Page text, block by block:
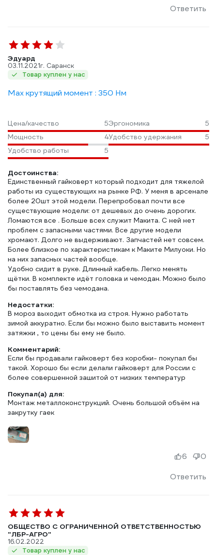
Ответить
Эдуард
03.11.2021г. Саранск
Товар куплен у нас
Max крутящий момент : 350 Нм
Цена/качество 5Эргономика
5
Мощность
4Удобство удержания
5
Удобство работы
5
Достоинства:
Единственный гайковерт который подходит для тяжелой
работы из существующих на рынке РФ. У меня в арсенале
более 20шт этой модели. Перепробовал почти все
существующие модели: от дешевых до очень дорогих.
Ломаются все . Больше всех служит Макита. С ней нет
проблем с запасными частями. Все другие модели
хромают. Долго не выдерживают. Запчастей нет совсем.
Более близкое по характеристикам к Маките Милуоки. Но
на них запасных частей вообще.
Удобно сидит в руке. Длинный кабель. Легко менять
щётки. В комплекте идёт головка и чемодан. Можно было
бы поставлять без чемодана.
Недостатки:
В мороз выходит обмотка из строя. Нужно работать
зимой аккуратно. Если бы можно было выставить момент
затяжки , то цены бы ему не было.
Комментарий:
Если бы продавали гайковерт без коробки- покупал бы
такой. Хорошо бы если делали гайковерт для России с
более совершенной зашитой от низких температур
Покупал(а) для:
Монтаж металлоконструкций. Очень большой объём на
закрутку гаек
Ответить
6 0
ОБЩЕСТВО С ОГРАНИЧЕННОЙ ОТВЕТСТВЕННОСТЬЮ
"ЛБР-АГРО"
16.02.2022
Товар куплен у нас